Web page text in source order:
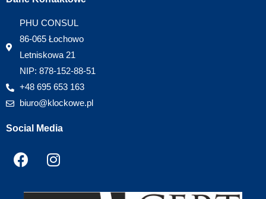
PHU CONSUL
86-065 Łochowo
Letniskowa 21
NIP: 878-152-88-51
+48 695 653 163
biuro@klockowe.pl
Social Media